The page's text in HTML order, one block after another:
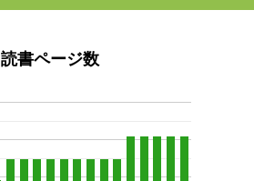
読書ページ数